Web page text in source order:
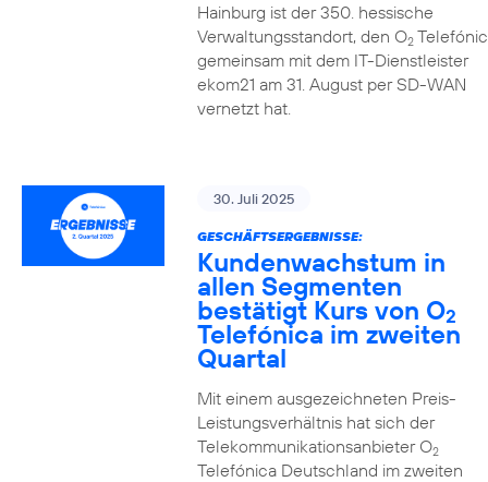
Hainburg ist der 350. hessische
Verwaltungsstandort, den O2
gemeinsam mit dem IT-Dienstleister
ekom21 am 31. August per SD-WAN
vernetzt hat.
30. Juli 2025
GESCHÄFTSERGEBNISSE:
Kundenwachstum in
allen Segmenten
bestätigt Kurs von O2
Telefónica im zweiten
Quartal
Mit einem ausgezeichneten Preis-
Leistungsverhältnis hat sich der
Telekommunikationsanbieter O2
Telefónica Deutschland im zweiten